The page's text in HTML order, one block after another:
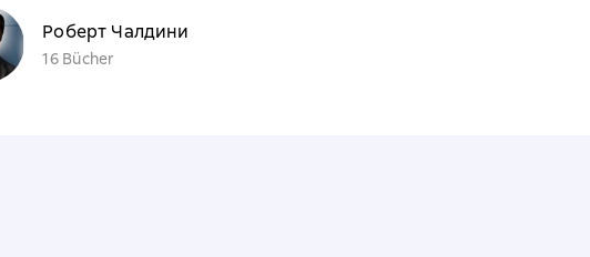
Роберт Чалдини
16 Bücher